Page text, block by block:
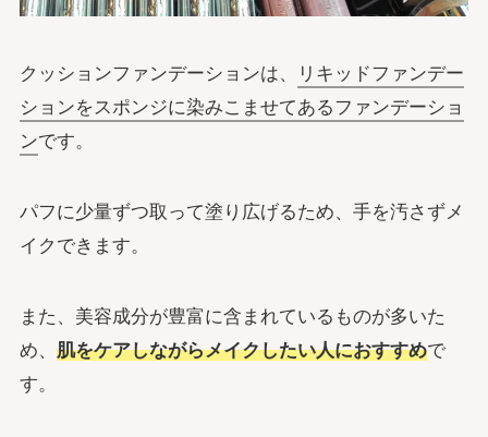
クッションファンデーションは、
リキッドファンデー
ションをスポンジに染みこませてあるファンデーショ
ンです。
パフに少量ずつ取って塗り広げるため、手を汚さずメ
イクできます。
また、美容成分が豊富に含まれているものが多いた
め、 肌をケアしながらメイクしたい人におすすめで
す。